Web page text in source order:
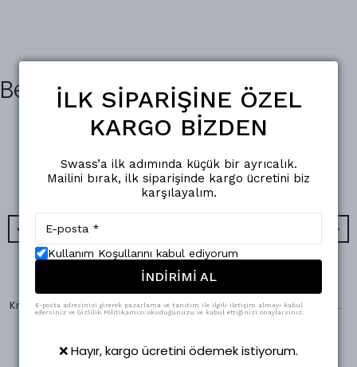
Benzer Ürünler
Kruvaze Yakalı Truvakar Kol Kloş Elbise İndigo
₺ 1,250.95
4 Beden
Kruvaze Yaka Anvelop Midi Boy Elbise
4 Beden
İLK SİPARİŞİNE ÖZEL
KARGO BİZDEN
Swass’a ilk adımında küçük bir ayrıcalık.
Mailini bırak, ilk siparişinde kargo ücretini biz
karşılayalım.
Kullanım Koşullarını kabul ediyorum
İNDİRİMİ AL
E-posta adresinizi girerek pazarlama ve tanıtım ile ilgili iletişim almayı kabul
edersiniz ve Gizlilik Politikamızı okuduğunuzu ve kabul ettiğinizi onaylarsınız.
❌ Hayır, kargo ücretini ödemek istiyorum.